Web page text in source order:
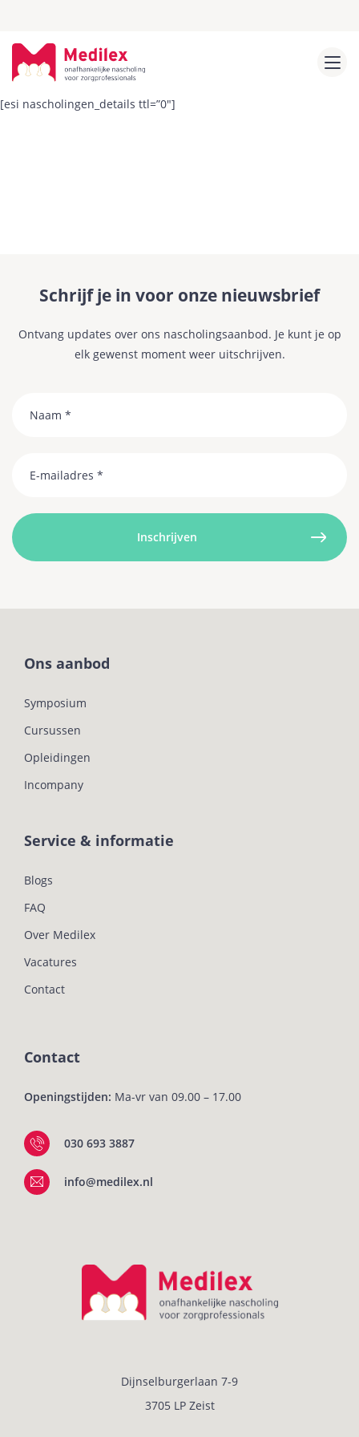
[esi nascholingen_details ttl=”0″]
Schrijf je in voor onze nieuwsbrief
Ontvang updates over ons nascholingsaanbod. Je kunt je op
elk gewenst moment weer uitschrijven.
Ons aanbod
Symposium
Cursussen
Opleidingen
Incompany
Service & informatie
Blogs
FAQ
Over Medilex
Vacatures
Contact
Contact
Openingstijden: Ma-vr van 09.00 – 17.00
030 693 3887
info@medilex.nl
Dijnselburgerlaan 7-9
3705 LP Zeist